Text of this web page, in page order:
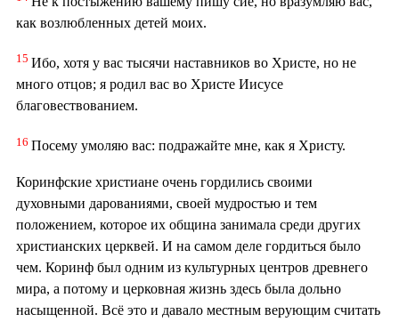
как возлюбленных детей моих.
15 Ибо, хотя у вас тысячи наставников во Христе, но не
много отцов; я родил вас во Христе Иисусе
благовествованием.
16 Посему умоляю вас: подражайте мне, как я Христу.
Коринфские христиане очень гордились своими
духовными дарованиями, своей мудростью и тем
положением, которое их община занимала среди других
христианских церквей. И на самом деле гордиться было
чем. Коринф был одним из культурных центров древнего
мира, а потому и церковная жизнь здесь была дольно
насыщенной. Всё это и давало местным верующим считать